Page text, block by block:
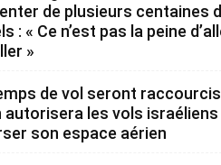
de plusieurs centaines
: « Ce n’est pas la peine
»
de vol seront
autorisera les vols israéliens
son espace aérien